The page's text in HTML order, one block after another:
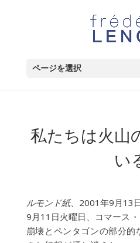
ページを選択
私たちは火山
い
ルモンド紙、2001年9月13日
9月11日火曜日、コマース
崩壊とペンタゴンの部分